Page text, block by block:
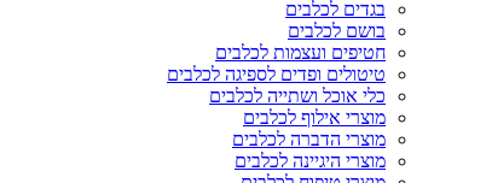
בגדים לכלבים
בושם לכלבים
חטיפים ועצמות לכלבים
טיטולים ופדים לספיגה לכלבים
כלי אוכל ושתייה לכלבים
מוצרי אילוף לכלבים
מוצרי הדברה לכלבים
מוצרי היגיינה לכלבים